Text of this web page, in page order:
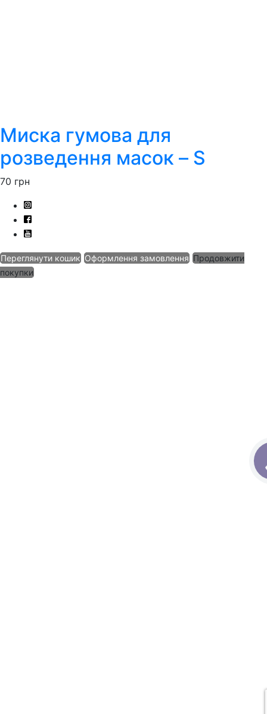
Миска гумова для
розведення масок – S
70 грн
Переглянути кошик Оформлення замовлення Продовжити
покупки